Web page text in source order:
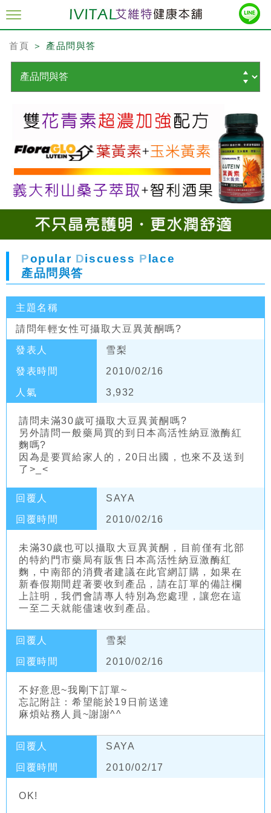
首頁 ＞ 產品問與答
Popular Discuess P lace
產品問與答
主題名稱
請問年輕女性可攝取大豆異黃酮嗎?
發表人 雪梨
發表時間 2010/02/16
人氣 3,932
請問未滿30歲可攝取大豆異黃酮嗎?
另外請問一般藥局買的到日本高活性納豆激酶紅
麴嗎?
因為是要買給家人的，20日出國，也來不及送到
了>_<
回覆人 SAYA
回覆時間 2010/02/16
未滿30歲也可以攝取大豆異黃酮，目前僅有北部
的特約門市藥局有販售日本高活性納豆激酶紅
麴，中南部的消費者建議在此官網訂購，如果在
新春假期間趕著要收到產品，請在訂單的備註欄
上註明，我們會請專人特別為您處理，讓您在這
一至二天就能儘速收到產品。
回覆人 雪梨
回覆時間 2010/02/16
不好意思~我剛下訂單~
忘記附註：希望能於19日前送達
麻煩站務人員~謝謝^^
回覆人 SAYA
回覆時間 2010/02/17
OK!